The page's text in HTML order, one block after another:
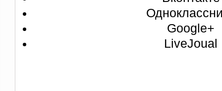
Google+
LiveJoual